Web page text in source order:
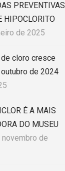
PREVENTIVAS
HIPOCLORITO
de 2025
cloro cresce
de 2024
É A MAIS
DO MUSEU
de